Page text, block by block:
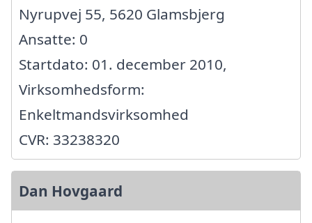
Nyrupvej 55, 5620 Glamsbjerg
Ansatte: 0
Startdato: 01. december 2010,
Virksomhedsform:
Enkeltmandsvirksomhed
CVR: 33238320
Dan Hovgaard